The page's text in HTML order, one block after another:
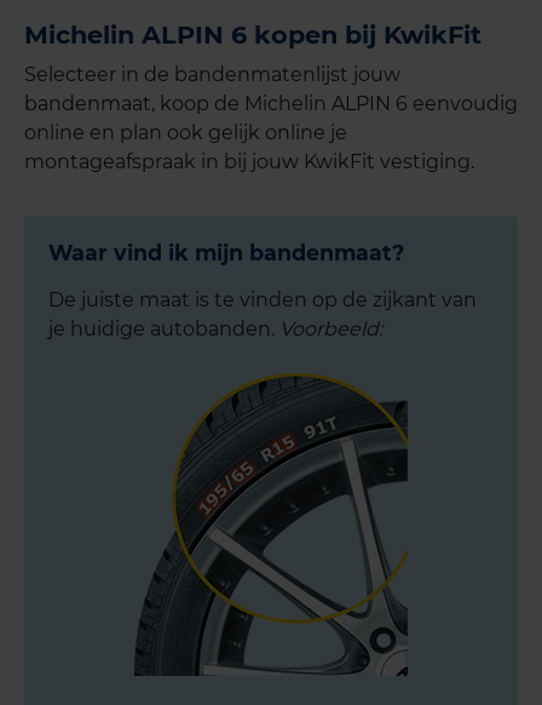
Michelin ALPIN 6 kopen bij KwikFit
Selecteer in de bandenmatenlijst jouw
bandenmaat, koop de Michelin ALPIN 6 eenvoudig
online en plan ook gelijk online je
montageafspraak in bij jouw KwikFit vestiging.
Waar vind ik mijn bandenmaat?
De juiste maat is te vinden op de zijkant van
je huidige autobanden. Voorbeeld: